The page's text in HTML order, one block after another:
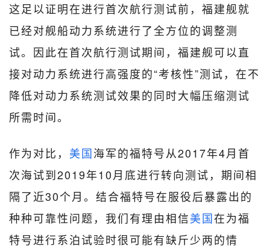
这足以证明在进行首次航行测试前，福建舰就
已经对舰船动力系统进行了全方位的调整测
试。因此在首次航行测试期间，福建舰可以直
接对动力系统进行高强度的“考核性”测试，在不
降低对动力系统测试效果的同时大幅压缩测试
所需时间。
作为对比， 美国海军的福特号从2017年4月首
次海试到2019年10月底进行转向测试，期间相
隔了近30个月。结合福特号在服役后暴露出的
种种可靠性问题，我们有理由相信美国在为福
特号进行系泊试验时很可能有缺斤少两的情